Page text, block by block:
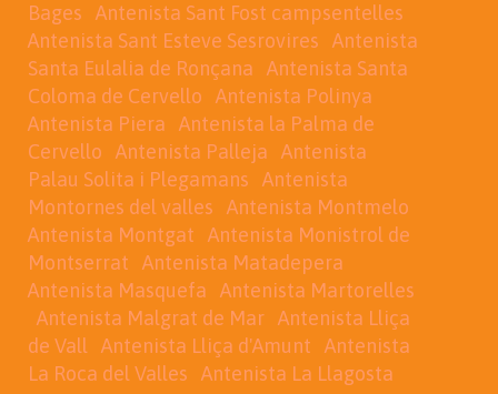
Bages
Antenista Sant Fost campsentelles
Antenista Sant Esteve Sesrovires
Antenista
Santa Eulalia de Ronçana
Antenista Santa
Coloma de Cervello
Antenista Polinya
Antenista Piera
Antenista la Palma de
Cervello
Antenista Palleja
Antenista
Palau Solita i Plegamans
Antenista
Montornes del valles
Antenista Montmelo
Antenista Montgat
Antenista Monistrol de
Montserrat
Antenista Matadepera
Antenista Masquefa
Antenista Martorelles
Antenista Malgrat de Mar Antenista Lliça
de Vall
Antenista Lliça d'Amunt
Antenista
La Roca del Valles
Antenista La Llagosta